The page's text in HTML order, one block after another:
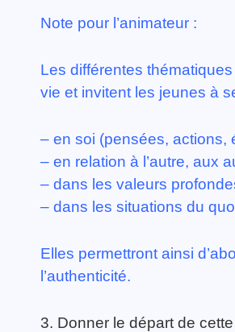
Note pour l’animateur :
Les différentes
vie et invitent les jeunes à
– en soi (pensées, actions,
– en relation à l’autre, aux
– dans les valeurs
– dans les situations du
Elles permettront ainsi
l’authenticité.
3. Donner le départ de